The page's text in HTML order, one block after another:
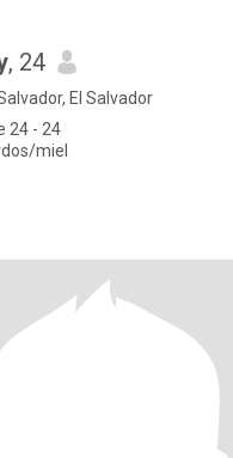
, 24
El Salvador
24 - 24
miel